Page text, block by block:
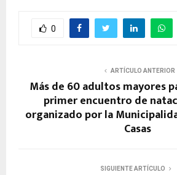
0
ARTÍCULO ANTERIOR
Más de 60 adultos mayores
primer encuentro de
organizado por la
Casas
SIGUIENTE ARTÍCULO